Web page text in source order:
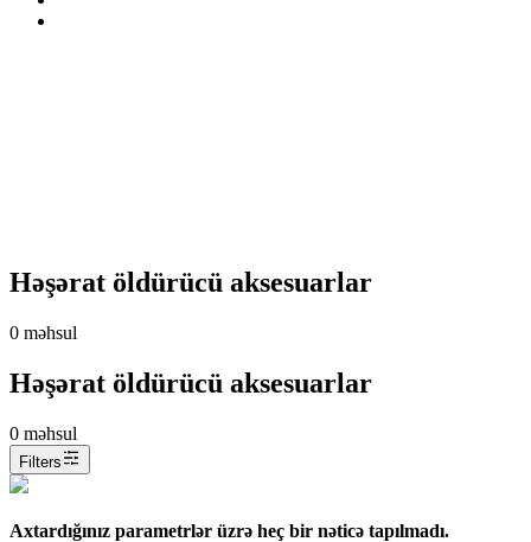
Həşərat öldürücü aksesuarlar
0 məhsul
Həşərat öldürücü aksesuarlar
0 məhsul
Filters
Axtardığınız parametrlər üzrə heç bir nəticə tapılmadı.